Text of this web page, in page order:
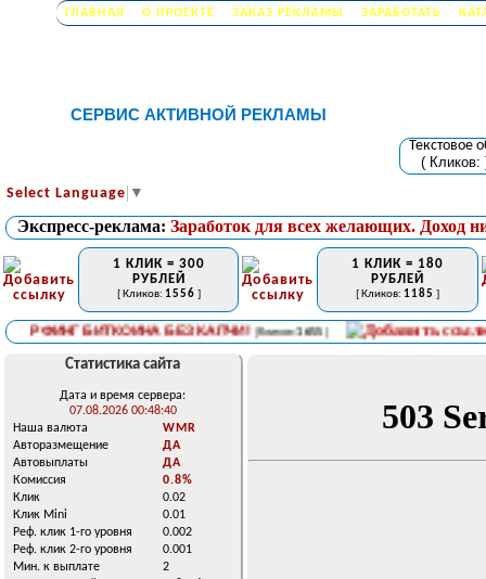
ГЛАВНАЯ О ПРОЕКТЕ ЗАКАЗ РЕКЛАМЫ ЗАРАБОТАТЬ
СЕРВИС АКТИВНОЙ РЕКЛАМЫ
Select Language ▼
Текстовое
( Кликов:
Экспресс-реклама: Заработок для всех желающих. Доход
1 КЛИК = 300
РУБЛЕЙ
[ Кликов: 1556 ]
1 КЛИК = 180
РУБЛЕЙ
[ Кликов: 1185 ]
БИТКОИНА БЕЗ КАПЧИ![ Кликов: 1655]
Статистика сайта
Дата и время сервера:
07.08.2026 00:48:40
Наша валюта
WMR
Авторазмещение
ДА
Автовыплаты
ДА
Комиссия
0.8%
Клик
0.02
Клик Mini
0.01
Реф. клик 1-го уровня
0.002
Реф. клик 2-го уровня
0.001
Мин. к выплате
2